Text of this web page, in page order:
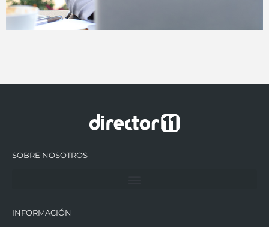
SOBRE NOSOTROS
INFORMACIÓN